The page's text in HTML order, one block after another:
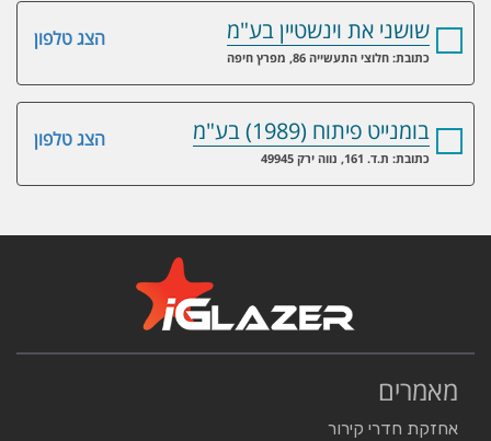
הצג טלפון שושני את וינשטיין בע"מ
כתובת: חלוצי התעשייה 86, מפרץ חיפה
הצג טלפון בומנייט פיתוח (1989) בע"מ
כתובת: ת.ד. 161, נווה ירק 49945
מאמרים
אחזקת חדרי קירור